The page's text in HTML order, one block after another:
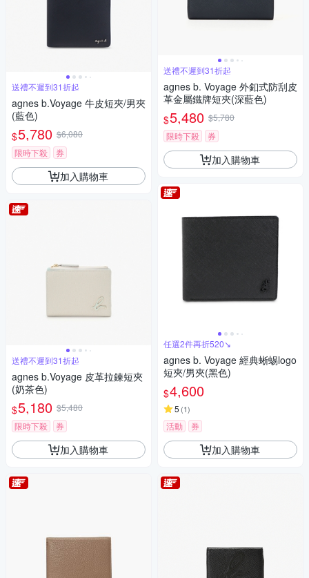
送禮不遲到31折起
agnes b.Voyage 牛皮短夾/男夾
(藍色)
$5,780 $6,080
限時下殺
券
加入購物車
送禮不遲到31折起
agnes b.Voyage 皮革拉鍊短夾
(奶茶色)
$5,180 $5,480
限時下殺
券
加入購物車
送禮不遲到31折起
agnes b. Voyage 外釦式防刮皮
革金屬鐵牌短夾(深藍色)
$5,480 $5,780
限時下殺
券
加入購物車
任選2件再折520↘
agnes b. Voyage 經典蜥蜴logo
短夾/男夾(黑色)
$4,600
5 (1)
活動 券
加入購物車